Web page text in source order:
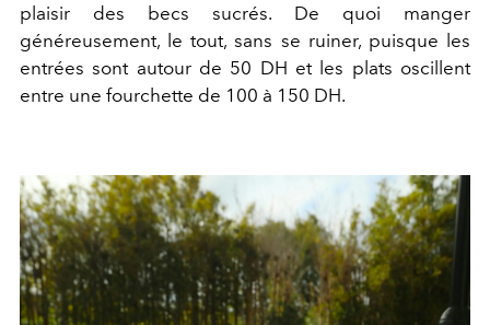
plaisir des becs sucrés. De quoi manger
généreusement, le tout, sans se ruiner, puisque les
entrées sont autour de 50 DH et les plats oscillent
entre une fourchette de 100 à 150 DH.